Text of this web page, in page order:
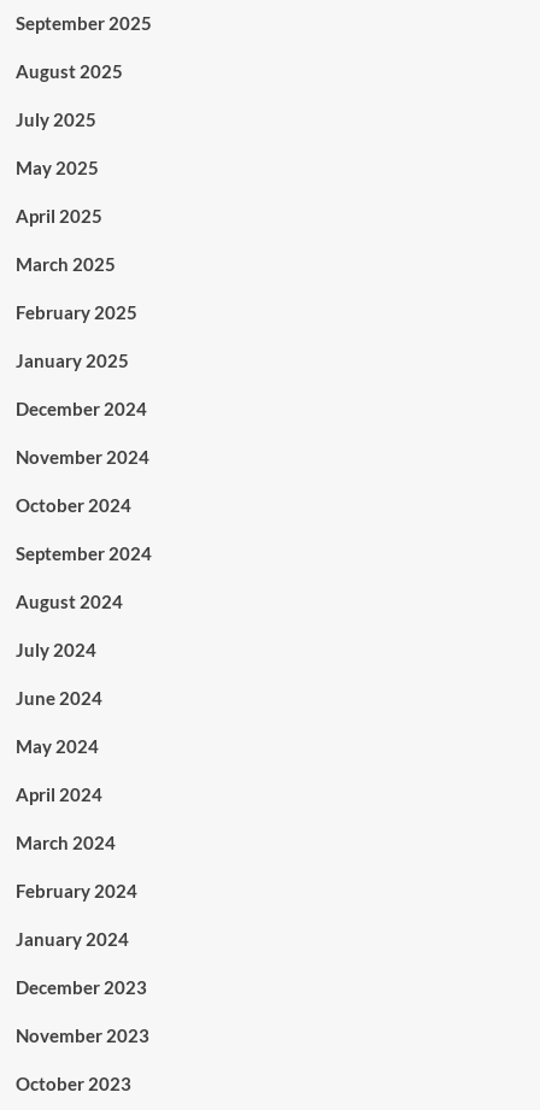
September 2025
August 2025
July 2025
May 2025
April 2025
March 2025
February 2025
January 2025
December 2024
November 2024
October 2024
September 2024
August 2024
July 2024
June 2024
May 2024
April 2024
March 2024
February 2024
January 2024
December 2023
November 2023
October 2023